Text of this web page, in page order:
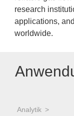
research
applications,
worldwide.
Analytik